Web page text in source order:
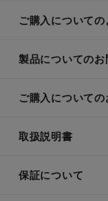
ご購入について
製品についてのお
ご購入について
取扱説明書
保証について